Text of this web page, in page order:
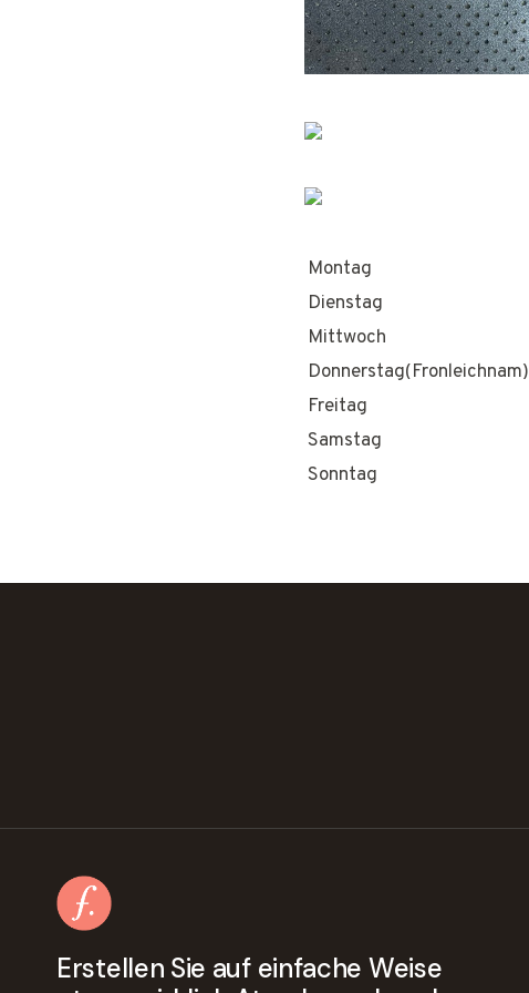
Montag
Dienstag
Mittwoch
Donnerstag(Fronleichnam)
Freitag
Samstag
Sonntag
Erstellen Sie auf einfache Weise